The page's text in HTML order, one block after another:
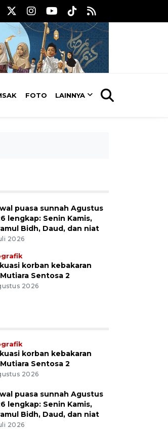
FOTO LAINNYA
puasa sunnah Agustus
lengkap: Senin Kamis,
Bidh, Daud, dan niat
2026
korban kebakaran
Sentosa 2
2026
korban kebakaran
Sentosa 2
2026
puasa sunnah Agustus
lengkap: Senin Kamis,
Bidh, Daud, dan niat
2026